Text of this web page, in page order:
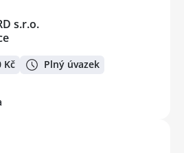
s.r.o.
Kč Plný úvazek